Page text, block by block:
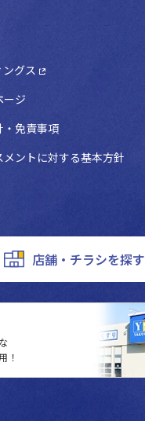
グス
ージ
・免責事項
ントに対する基本方針
店舗・チラシを探す
！